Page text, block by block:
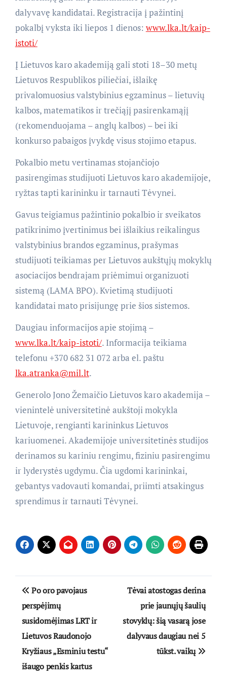
dalyvavę kandidatai. Registracija į pažintinį
pokalbį vyksta iki liepos 1 dienos: www.lka.lt/kaip-
istoti/
Į Lietuvos karo akademiją gali stoti 18–30 metų
Lietuvos Respublikos piliečiai, išlaikę
privalomuosius valstybinius egzaminus – lietuvių
kalbos, matematikos ir trečiąjį pasirenkamąjį
(rekomenduojama – anglų kalbos) – bei iki
konkurso pabaigos įvykdę visus stojimo etapus.
Pokalbio metu vertinamas stojančiojo
pasirengimas studijuoti Lietuvos karo akademijoje,
ryžtas tapti karininku ir tarnauti Tėvynei.
Gavus teigiamus pažintinio pokalbio ir sveikatos
patikrinimo įvertinimus bei išlaikius reikalingus
valstybinius brandos egzaminus, prašymas
studijuoti teikiamas per Lietuvos aukštųjų mokyklų
asociacijos bendrajam priėmimui organizuoti
sistemą (LAMA BPO). Kvietimą studijuoti
kandidatai mato prisijungę prie šios sistemos.
Daugiau informacijos apie stojimą –
www.lka.lt/kaip-istoti/. Informacija teikiama
telefonu +370 682 31 072 arba el. paštu
lka.atranka@mil.lt.
Generolo Jono Žemaičio Lietuvos karo akademija –
vienintelė universitetinė aukštoji mokykla
Lietuvoje, rengianti karininkus Lietuvos
kariuomenei. Akademijoje universitetinės studijos
derinamos su kariniu rengimu, fiziniu pasirengimu
ir lyderystės ugdymu. Čia ugdomi karininkai,
gebantys vadovauti komandai, priimti atsakingus
sprendimus ir tarnauti Tėvynei.
Navigacija
tarp
įrašų
Po oro pavojaus
perspėjimų
susidomėjimas LRT ir
Lietuvos Raudonojo
Kryžiaus „Esminiu testu“
išaugo penkis kartus
Tėvai atostogas derina
prie jaunųjų šaulių
stovyklų: šią vasarą jose
dalyvaus daugiau nei 5
tūkst. vaikų